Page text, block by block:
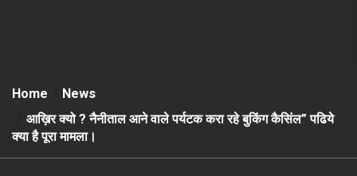
Home
News
आख़िर क्यो ? नैनीताल आने वाले पर्यटक करा रहे बुकिंग कैसिंल” पढिये
क्या है पूरा मामला।